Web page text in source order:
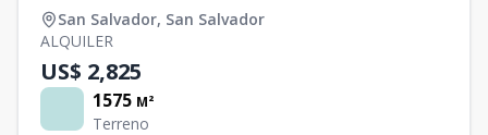
San Salvador, San Salvador
ALQUILER
US$ 2,825
1575 M²
Terreno